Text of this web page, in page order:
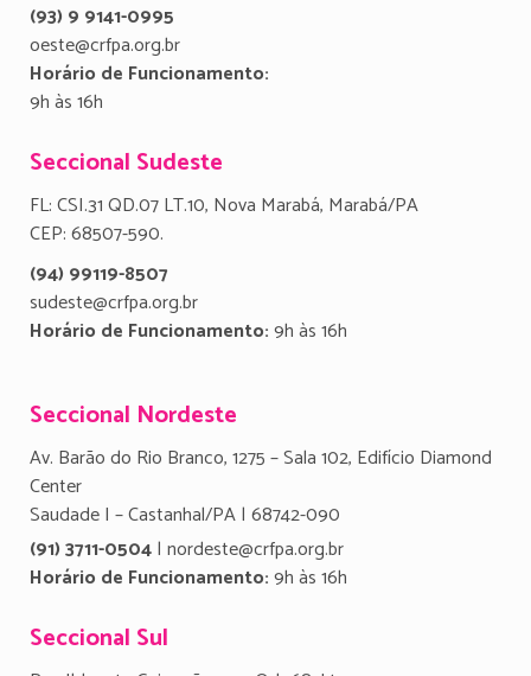
(93) 9 9141-0995
oeste@crfpa.org.br
Horário de Funcionamento:
9h às 16h
Seccional Sudeste
FL: CSI.31 QD.07 LT.10, Nova Marabá, Marabá/PA
CEP: 68507-590.
(94) 99119-8507
sudeste@crfpa.org.br
Horário de Funcionamento:9h às 16h
Seccional Nordeste
Av. Barão do Rio Branco, 1275 – Sala 102, Edifício Diamond
Center
Saudade I – Castanhal/PA | 68742-090
(91) 3711-0504| nordeste@crfpa.org.br
Horário de Funcionamento:9h às 16h
Seccional Sul